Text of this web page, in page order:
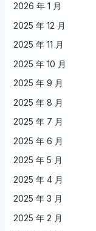
2026 年 1 月
2025 年 12 月
2025 年 11 月
2025 年 10 月
2025 年 9 月
2025 年 8 月
2025 年 7 月
2025 年 6 月
2025 年 5 月
2025 年 4 月
2025 年 3 月
2025 年 2 月